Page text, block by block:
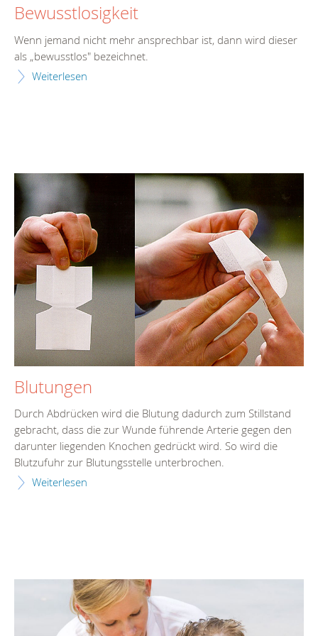
Bewusstlosigkeit
Wenn jemand nicht mehr ansprechbar ist, dann wird dieser
als „bewusstlos" bezeichnet.
Weiterlesen
Blutungen
Durch Abdrücken wird die Blutung dadurch zum Stillstand
gebracht, dass die zur Wunde führende Arterie gegen den
darunter liegenden Knochen gedrückt wird. So wird die
Blutzufuhr zur Blutungsstelle unterbrochen.
Weiterlesen